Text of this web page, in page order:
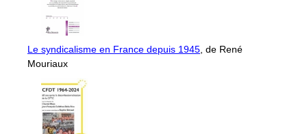
Le syndicalisme en France depuis 1945 , de René
Mouriaux